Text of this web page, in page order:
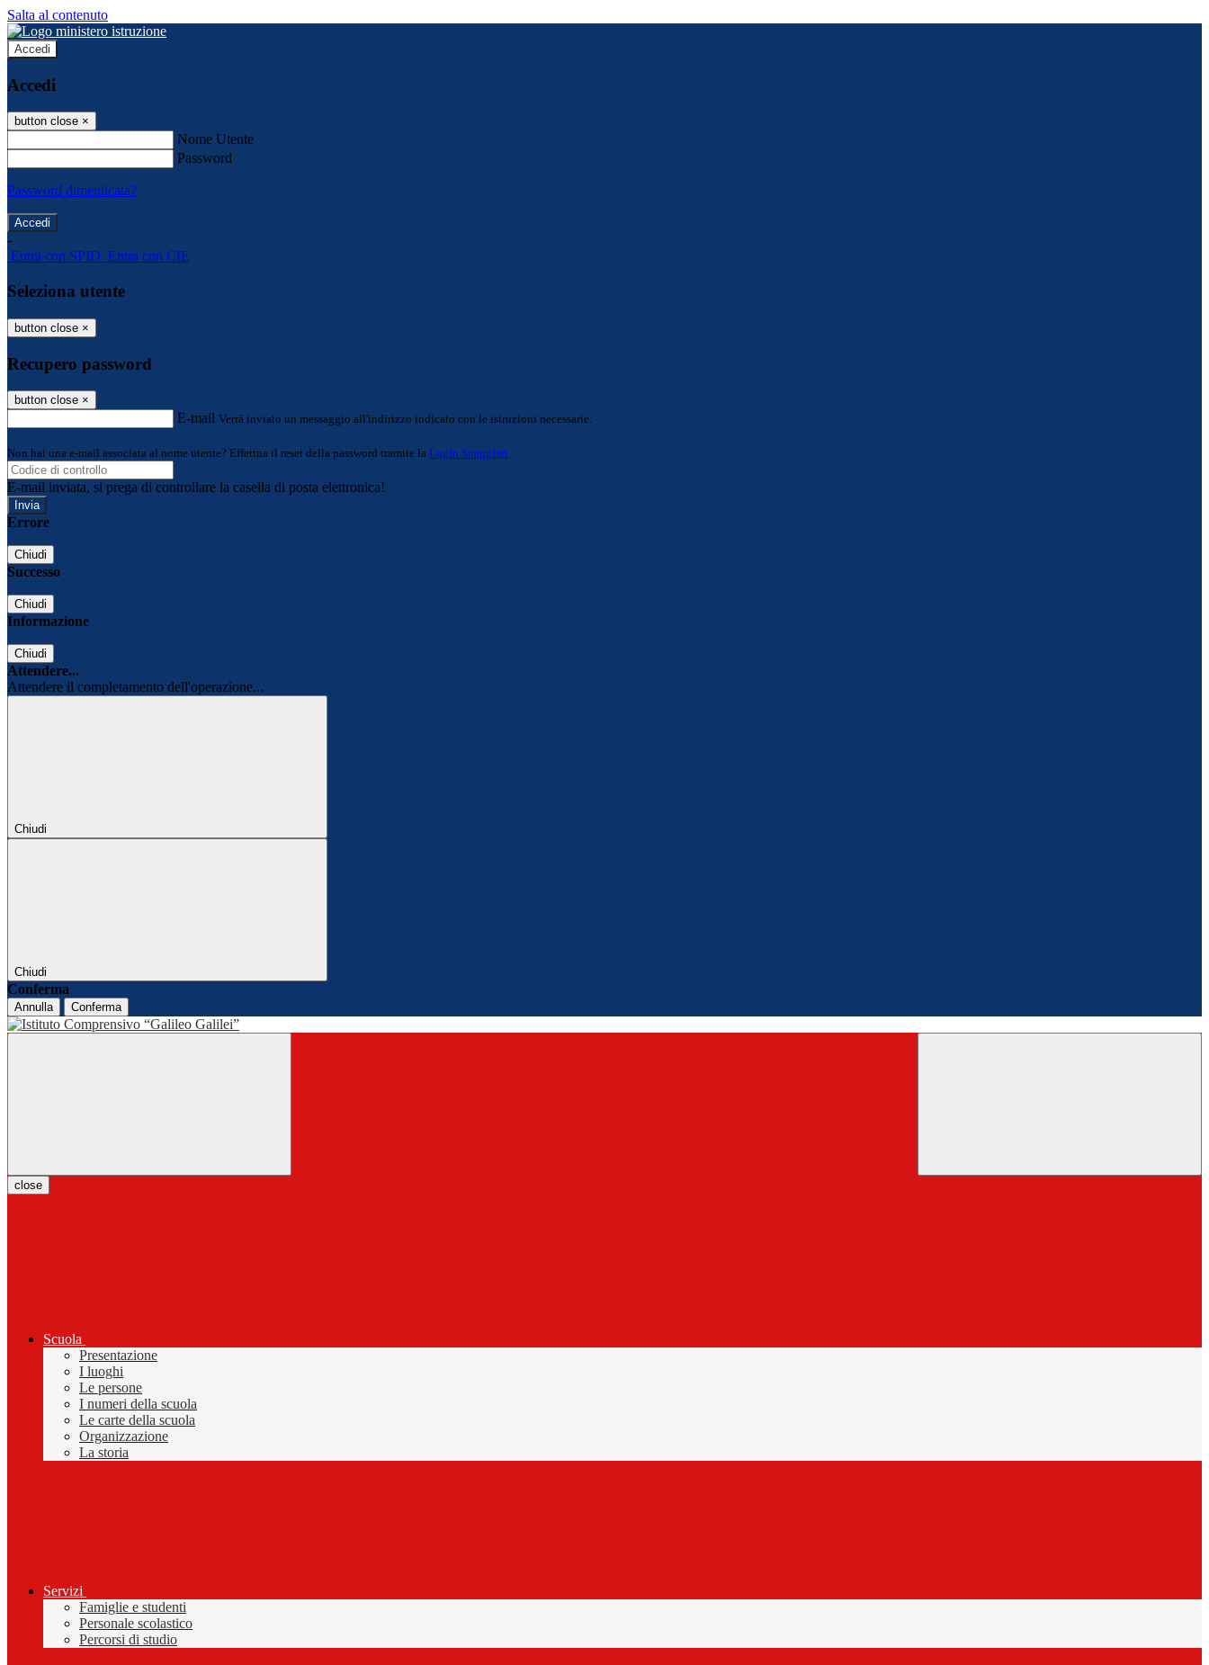
Salta al contenuto
Accedi
Accedi
button close ×
Nome Utente
Password
Password dimenticata?
-
Entra con SPID Entra con CIE
Seleziona utente
button close ×
Recupero password
button close ×
E-mail Verrà inviato un messaggio all'indirizzo indicato con le istruzioni necessarie.
Non hai una e-mail associata al nome utente? Effettua il reset della password tramite la Login Spaggiari
E-mail inviata, si prega di controllare la casella di posta elettronica!
Errore
Chiudi
Successo
Chiudi
Informazione
Chiudi
Attendere...
Attendere il completamento dell'operazione...
Chiudi
Chiudi
Conferma
Annulla Conferma
close
Scuola
Presentazione
I luoghi
Le persone
I numeri della scuola
Le carte della scuola
Organizzazione
La storia
Servizi
Famiglie e studenti
Personale scolastico
Percorsi di studio